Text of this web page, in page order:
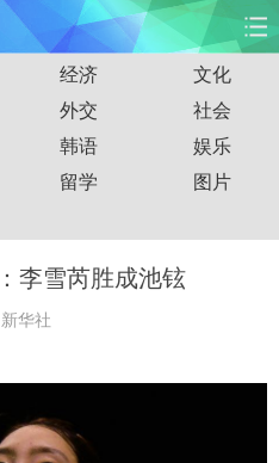
国际 财经
人事 教育
华人
信息化
经济
文化
外交
社会
韩语
娱乐
留学
图片
李雪芮胜成池铉
华社